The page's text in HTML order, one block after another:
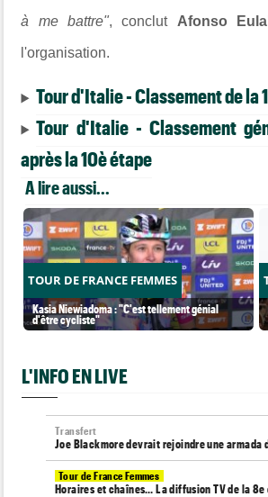
à me battre", conclut Afonso
l'organisation.
Tour d'Italie - Classement de la
Tour d'Italie - Classement
après la 10è étape
A lire aussi...
TOUR DE FRANCE FEMMES
Kasia Niewiadoma : "C'est tellement génial
d'être cycliste"
L'INFO EN LIVE
Transfert
Joe Blackmore devrait rejoindre une armada
Tour de France Femmes
Horaires et chaînes… La diffusion TV de la 8e